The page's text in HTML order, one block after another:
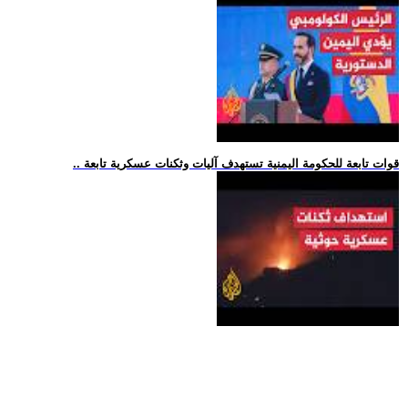
.. قوات تابعة للحكومة اليمنية تستهدف آليات وثكنات عسكرية تابعة